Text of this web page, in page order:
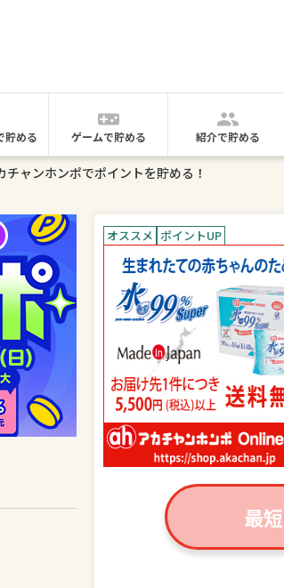
貯める ゲームで貯める 紹介で貯める
チャンホンポでポイントを貯める！
オススメ ポイントUP
最短